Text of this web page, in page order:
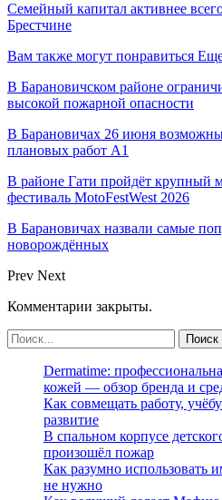
Семейный капитал активнее
Брестчине
Вам также могут понравиться Еще
В Барановичском районе
высокой пожарной опасности
В Барановичах 26 июня возможны
плановых работ A1
В районе Гати пройдёт крупный
фестиваль MotoFestWest 2026
В Барановичах назвали самые
новорождённых
Prev Next
Комментарии закрыты.
Dermatime:
кожей — обзор бренда и
Как совмещать работу,
развитие
В спальном корпусе
произошёл пожар
Как разумно использовать
не нужно